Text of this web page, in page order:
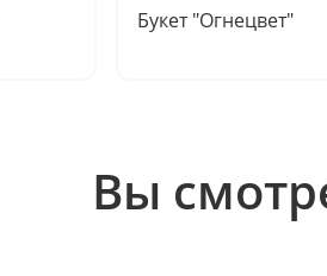
Букет "Огнецвет"
Вы